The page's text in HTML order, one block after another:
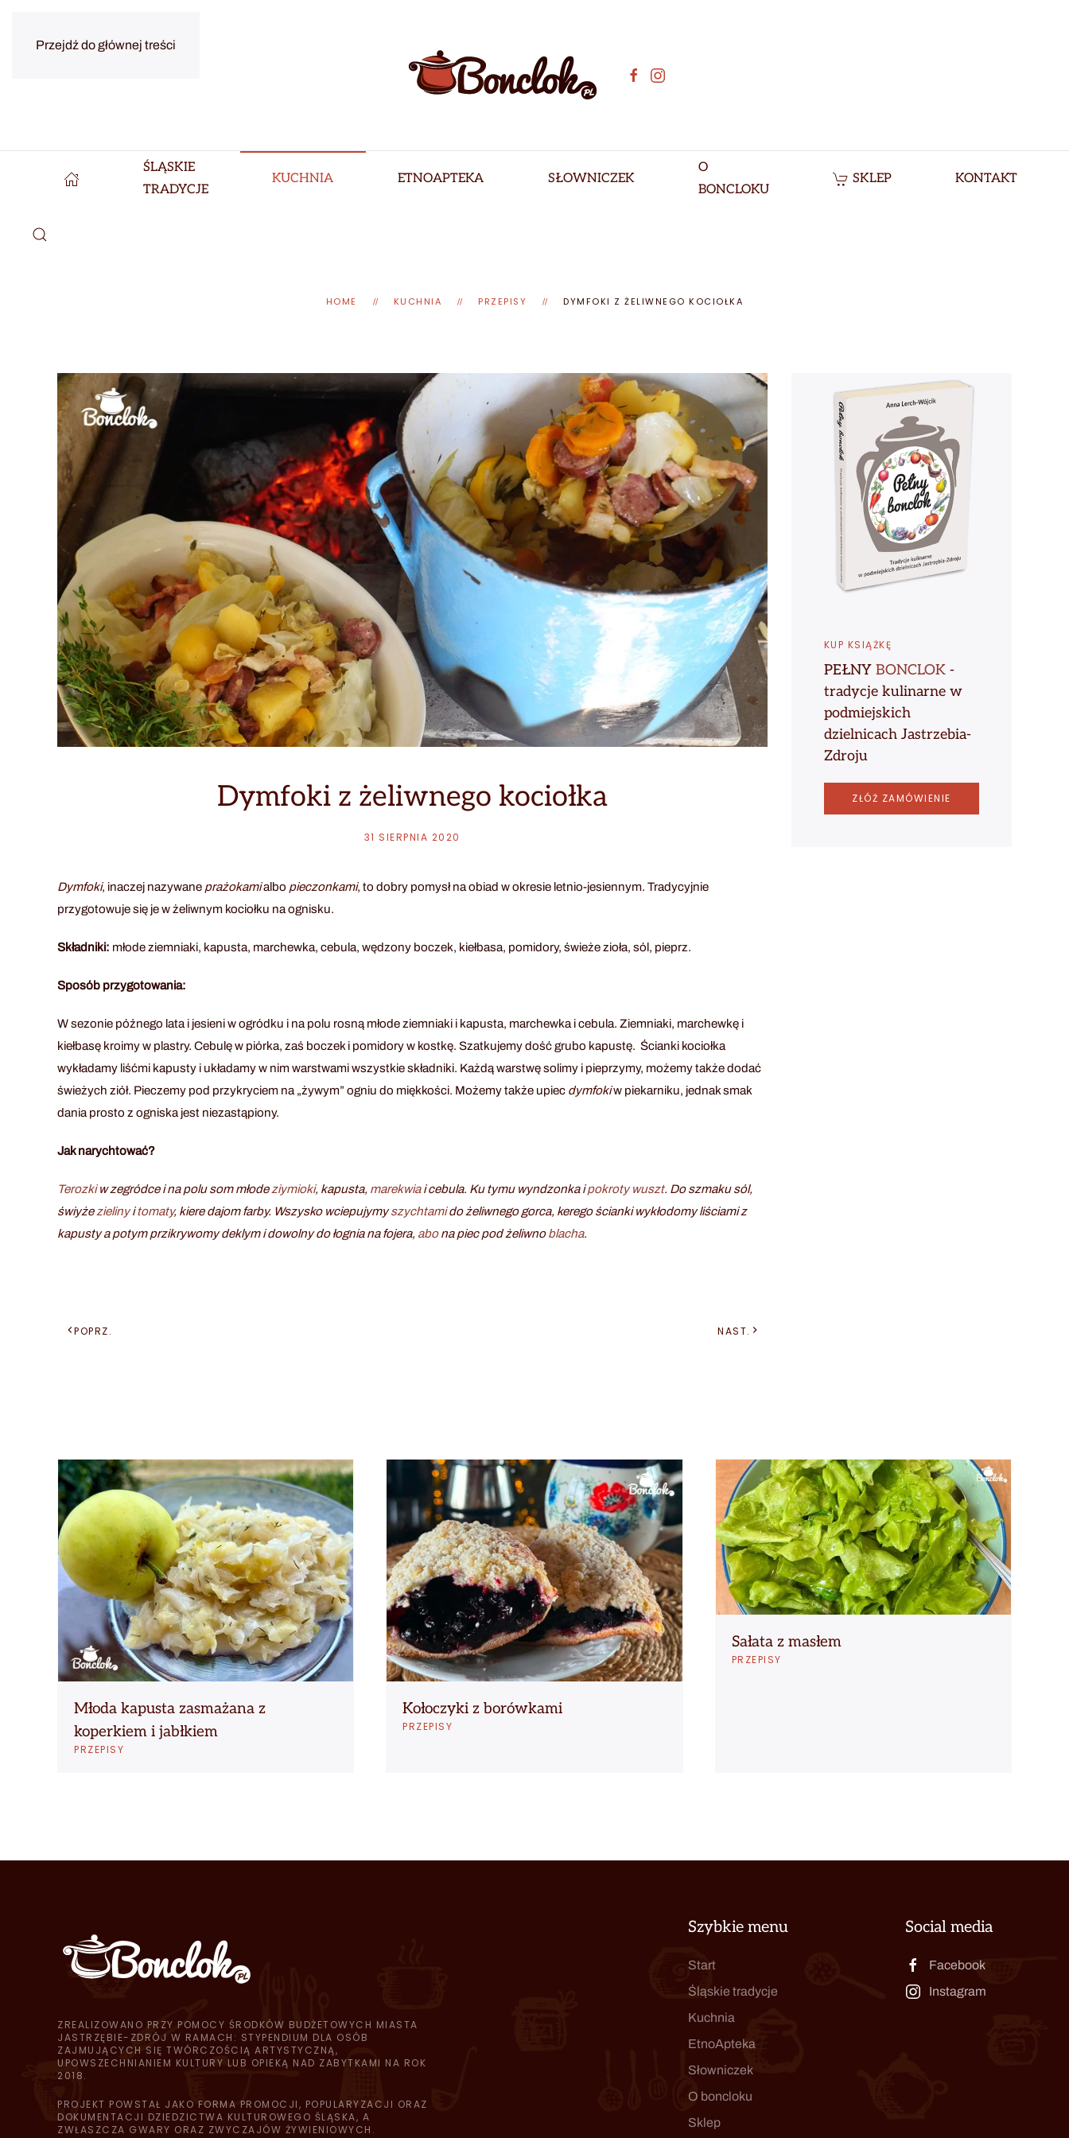
Przejdź do głównej treści
ŚLĄSKIE
TRADYCJE
KUCHNIA ETNOAPTEKA SŁOWNICZEK
O
BONCLOKU
SKLEP KONTAKT
HOME KUCHNIA PRZEPISY DYMFOKI Z ŻELIWNEGO KOCIOŁKA
Dymfoki z żeliwnego kociołka
31 SIERPNIA 2020
Dymfoki, inaczej nazywane prażokamialbo pieczonkami, to dobry pomysł na obiad w okresie letnio-jesiennym. Tradycyjnie
przygotowuje się je w żeliwnym kociołku na ognisku.
Składniki: młode ziemniaki, kapusta, marchewka, cebula, wędzony boczek, kiełbasa, pomidory, świeże zioła, sól, pieprz.
Sposób przygotowania:
W sezonie późnego lata i jesieni w ogródku i na polu rosną młode ziemniaki i kapusta, marchewka i cebula. Ziemniaki, marchewkę i
kiełbasę kroimy w plastry. Cebulę w piórka, zaś boczek i pomidory w kostkę. Szatkujemy dość grubo kapustę. Ścianki kociołka
wykładamy liśćmi kapusty i układamy w nim warstwami wszystkie składniki. Każdą warstwę solimy i pieprzymy, możemy także dodać
świeżych ziół. Pieczemy pod przykryciem na „żywym” ogniu do miękkości. Możemy także upiec dymfokiw piekarniku, jednak smak
dania prosto z ogniska jest niezastąpiony.
Jak narychtować?
Terozkiw zegródce i na polu som młodeziymioki, kapusta, marekwiai cebula. Ku tymu wyndzonka ipokroty wuszt. Do szmaku sól,
świyżezielinyitomaty, kiere dajom farby. Wszysko wciepujymyszychtamido żeliwnego gorca, kerego ścianki wykłodomy liściami z
kapusty a potym przikrywomy deklym i dowolny do łognia na fojera, abona piec pod żeliwnoblacha.
POPRZ. NAST.
KUP KSIĄŻKĘ
PEŁNY BONCLOK-
tradycje kulinarne w
podmiejskich
dzielnicach Jastrzebia-
Zdroju
ZŁÓŻ ZAMÓWIENIE
Młoda kapusta zasmażana z
koperkiem i jabłkiem
PRZEPISY
Kołoczyki z borówkami
PRZEPISY
Sałata z masłem
PRZEPISY
ZREALIZOWANO PRZY POMOCY ŚRODKÓW BUDŻETOWYCH MIASTA
JASTRZĘBIE-ZDRÓJ W RAMACH: STYPENDIUM DLA OSÓB
ZAJMUJĄCYCH SIĘ TWÓRCZOŚCIĄ ARTYSTYCZNĄ,
UPOWSZECHNIANIEM KULTURY LUB OPIEKĄ NAD ZABYTKAMI NA ROK
2018.
PROJEKT POWSTAŁ JAKO FORMA PROMOCJI, POPULARYZACJI ORAZ
DOKUMENTACJI DZIEDZICTWA KULTUROWEGO ŚLĄSKA, A
ZWŁASZCZA GWARY ORAZ ZWYCZAJÓW ŻYWIENIOWYCH.
Szybkie menu
Start
Śląskie tradycje
Kuchnia
EtnoApteka
Słowniczek
O boncloku
Sklep
Social media
Facebook
Instagram